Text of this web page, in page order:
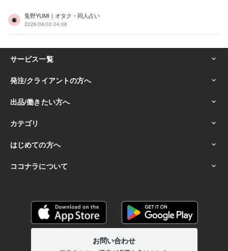
兎野YUMI｜オタク・同人占い
2026/08/03 04:08